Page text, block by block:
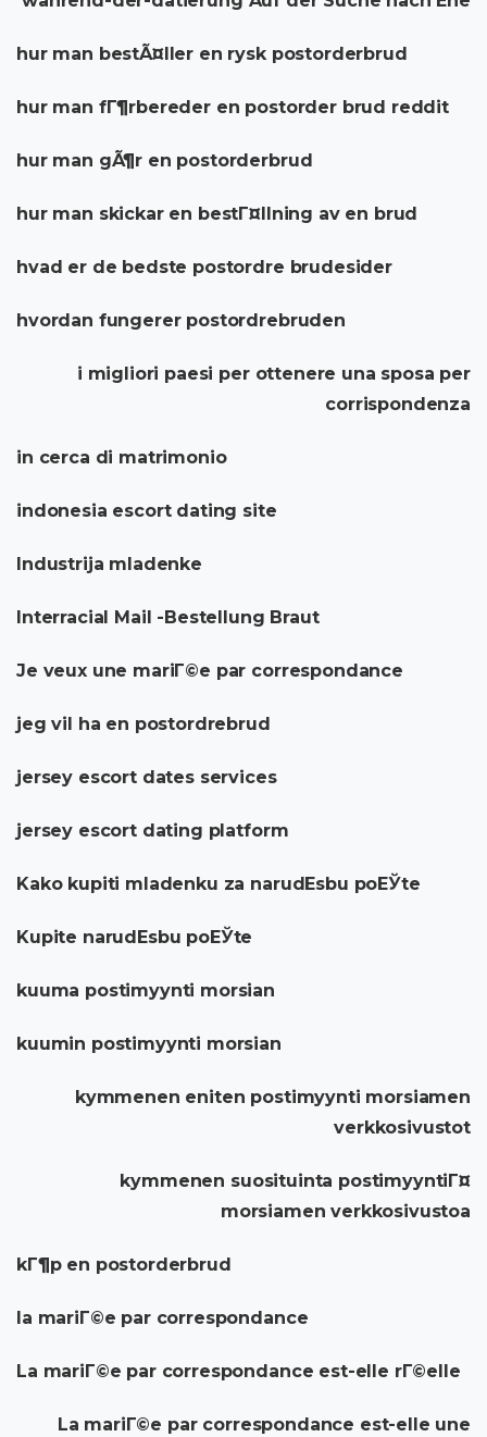
hur man bestÃ¤ller en rysk postorderbrud
hur man fГ¶rbereder en postorder brud reddit
hur man gÃ¶r en postorderbrud
hur man skickar en bestГ¤llning av en brud
hvad er de bedste postordre brudesider
hvordan fungerer postordrebruden
i migliori paesi per ottenere una sposa per
corrispondenza
in cerca di matrimonio
indonesia escort dating site
Industrija mladenke
Interracial Mail -Bestellung Braut
Je veux une mariГ©e par correspondance
jeg vil ha en postordrebrud
jersey escort dates services
jersey escort dating platform
Kako kupiti mladenku za narudЕѕbu poЕЎte
Kupite narudЕѕbu poЕЎte
kuuma postimyynti morsian
kuumin postimyynti morsian
kymmenen eniten postimyynti morsiamen
verkkosivustot
kymmenen suosituinta postimyyntiГ¤
morsiamen verkkosivustoa
kГ¶p en postorderbrud
la mariГ©e par correspondance
La mariГ©e par correspondance est-elle rГ©elle
La mariГ©e par correspondance est-elle une